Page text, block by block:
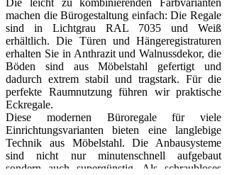
machen die Bürogestaltung einfach: Die Regale
sind in Lichtgrau RAL 7035 und Weiß
erhältlich. Die Türen und Hängeregistraturen
erhalten Sie in Anthrazit und Walnussdekor, die
Böden sind aus Möbelstahl gefertigt und
dadurch extrem stabil und tragstark. Für die
perfekte Raumnutzung führen wir praktische
Eckregale.
Diese modernen Büroregale für viele
Einrichtungsvarianten bieten eine langlebige
Technik aus Möbelstahl. Die Anbausysteme
sind nicht nur minutenschnell aufgebaut
sondern auch supergünstig. Als schraubloses